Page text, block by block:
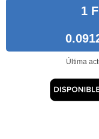
1
Última